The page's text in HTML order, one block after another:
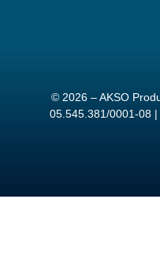
© 2026 – AKSO
05.545.381/0001-08